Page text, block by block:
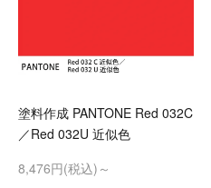
塗料作成 PANTONE Red 032C
／Red 032U 近似色
8,476円(税込)～